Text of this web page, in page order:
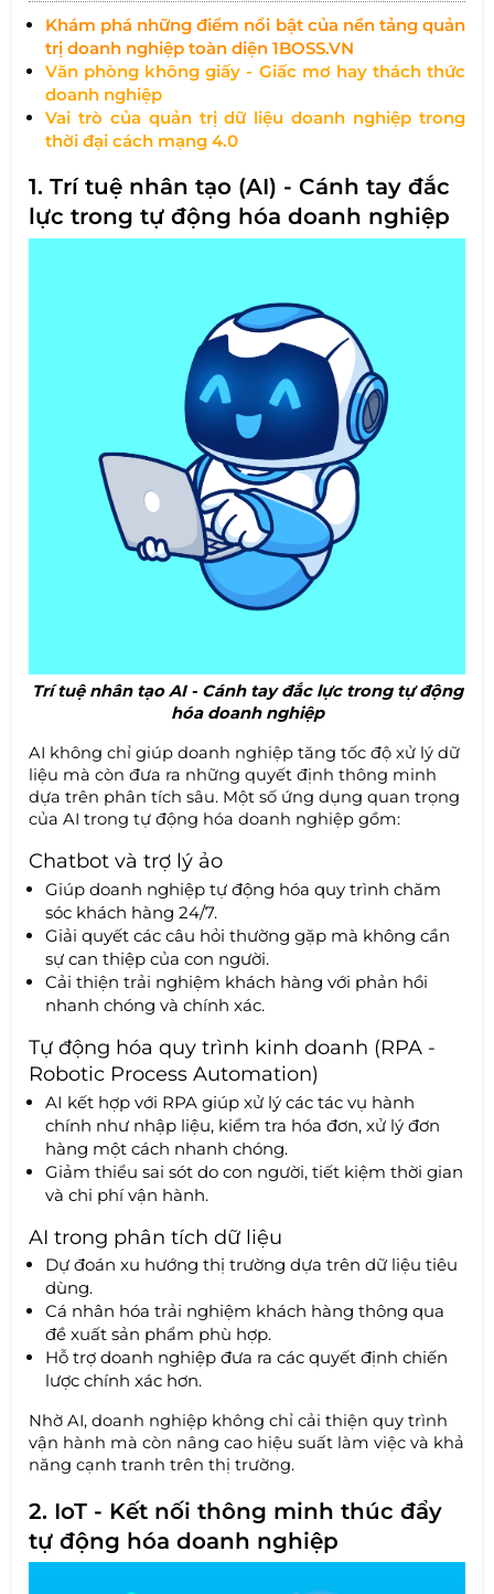
Khám phá những điểm nổi bật của nền tảng quản
trị doanh nghiệp toàn diện 1BOSS.VN
Văn phòng không giấy - Giấc mơ hay thách thức
doanh nghiệp
Vai trò của quản trị dữ liệu doanh nghiệp trong
thời đại cách mạng 4.0
1. Trí tuệ nhân tạo (AI) - Cánh tay đắc
lực trong tự động hóa doanh nghiệp
Trí tuệ nhân tạo AI - Cánh tay đắc lực trong tự động
hóa doanh nghiệp
AI không chỉ giúp doanh nghiệp tăng tốc độ xử lý dữ
liệu mà còn đưa ra những quyết định thông minh
dựa trên phân tích sâu. Một số ứng dụng quan trọng
của AI trong tự động hóa doanh nghiệp gồm:
Chatbot và trợ lý ảo
Giúp doanh nghiệp tự động hóa quy trình chăm
sóc khách hàng 24/7.
Giải quyết các câu hỏi thường gặp mà không cần
sự can thiệp của con người.
Cải thiện trải nghiệm khách hàng với phản hồi
nhanh chóng và chính xác.
Tự động hóa quy trình kinh doanh (RPA -
Robotic Process Automation)
AI kết hợp với RPA giúp xử lý các tác vụ hành
chính như nhập liệu, kiểm tra hóa đơn, xử lý đơn
hàng một cách nhanh chóng.
Giảm thiểu sai sót do con người, tiết kiệm thời gian
và chi phí vận hành.
AI trong phân tích dữ liệu
Dự đoán xu hướng thị trường dựa trên dữ liệu tiêu
dùng.
Cá nhân hóa trải nghiệm khách hàng thông qua
đề xuất sản phẩm phù hợp.
Hỗ trợ doanh nghiệp đưa ra các quyết định chiến
lược chính xác hơn.
Nhờ AI, doanh nghiệp không chỉ cải thiện quy trình
vận hành mà còn nâng cao hiệu suất làm việc và khả
năng cạnh tranh trên thị trường.
2. IoT - Kết nối thông minh thúc đẩy
tự động hóa doanh nghiệp